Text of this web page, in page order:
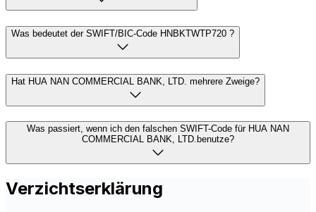
Was bedeutet der SWIFT/BIC-Code HNBKTWTP720 ?
Hat HUA NAN COMMERCIAL BANK, LTD. mehrere Zweige?
Was passiert, wenn ich den falschen SWIFT-Code für HUA NAN
COMMERCIAL BANK, LTD.benutze?
Verzichtserklärung